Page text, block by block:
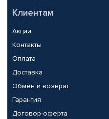
Клиентам
Акции
Контакты
Оплата
Доставка
Обмен и возврат
Гарантия
Договор-оферта